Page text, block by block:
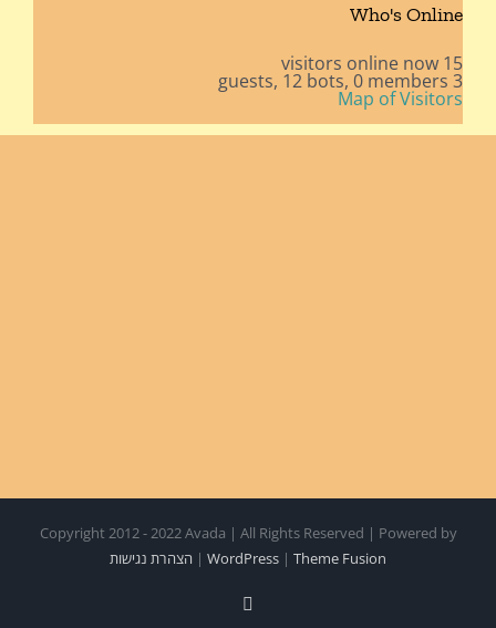
Who's Online
15 visitors online now
3 guests,
12 bots, 0 members
Map of Visitors
Copyright 2012 - 2022 Avada | All Rights Reserved | Powered by
WordPress | Theme Fusion
| הצהרת נגישות